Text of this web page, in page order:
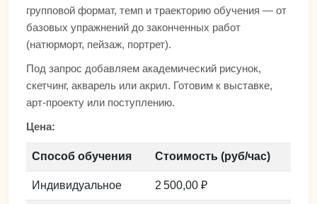
групповой формат, темп и траекторию обучения — от
базовых упражнений до законченных работ
(натюрморт, пейзаж, портрет).
Под запрос добавляем академический рисунок,
скетчинг, акварель или акрил. Готовим к выставке,
арт-проекту или поступлению.
Цена:
Способ обучения Стоимость (руб/час)
Индивидуальное 2 500,00 ₽